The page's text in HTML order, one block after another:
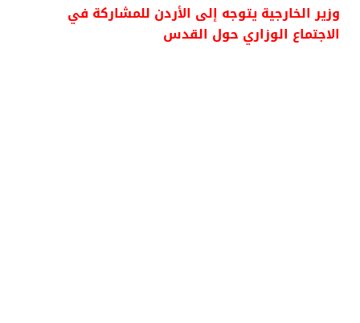
وزير الخارجية يتوجه إلى الأردن للمشاركة في
الاجتماع الوزاري حول القدس